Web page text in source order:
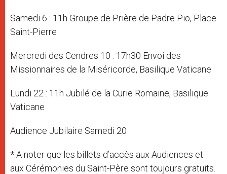
Samedi 6 : 11h Groupe de Prière de Padre Pio, Place
Saint-Pierre
Mercredi des Cendres 10 : 17h30 Envoi des
Missionnaires de la Miséricorde, Basilique Vaticane
Lundi 22 : 11h Jubilé de la Curie Romaine, Basilique
Vaticane
Audience Jubilaire Samedi 20
* A noter que les billets d’accès aux Audiences et
aux Cérémonies du Saint-Père sont toujours gratuits.